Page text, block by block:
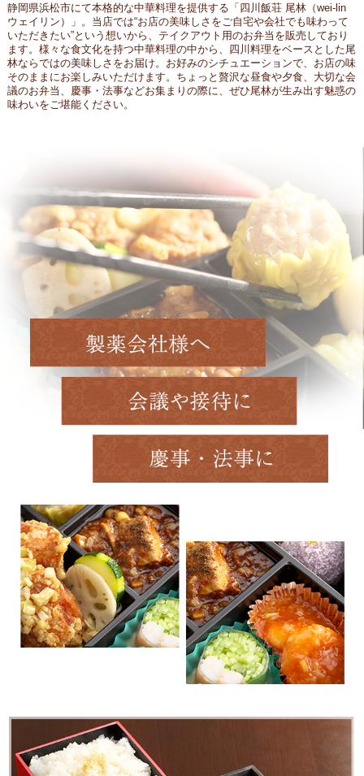
静岡県浜松市にて本格的な中華料理を提供する「四川飯荘 尾林（wei-lin
ウェイリン）」。当店では“お店の美味しさをご自宅や会社でも味わって
いただきたい”という想いから、テイクアウト用のお弁当を販売しており
ます。様々な食文化を持つ中華料理の中から、四川料理をベースとした尾
林ならではの美味しさをお届け。お好みのシチュエーションで、お店の味
そのままにお楽しみいただけます。ちょっと贅沢な昼食や夕食、大切な会
議のお弁当、慶事・法事などお集まりの際に、ぜひ尾林が生み出す魅惑の
味わいをご堪能ください。